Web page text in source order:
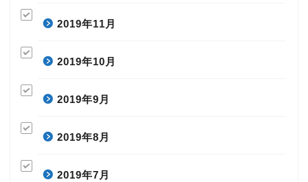
2019年11月
2019年10月
2019年9月
2019年8月
2019年7月